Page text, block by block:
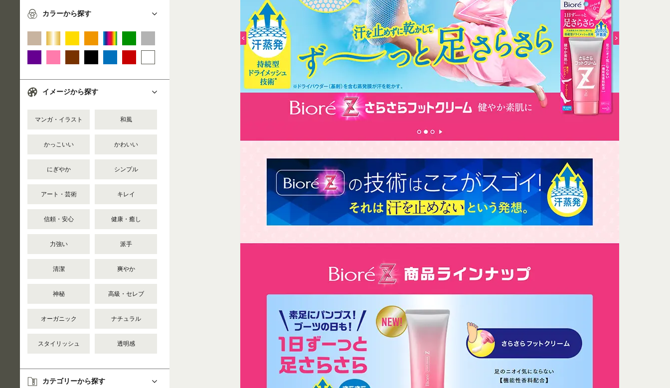
カラーから探す
イメージから探す
マンガ・イラスト 和風
かっこいい かわいい
にぎやか シンプル
アート・芸術 キレイ
信頼・安心 健康・癒し
力強い 派手
清潔 爽やか
神秘 高級・セレブ
オーガニック ナチュラル
スタイリッシュ 透明感
カテゴリーから探す